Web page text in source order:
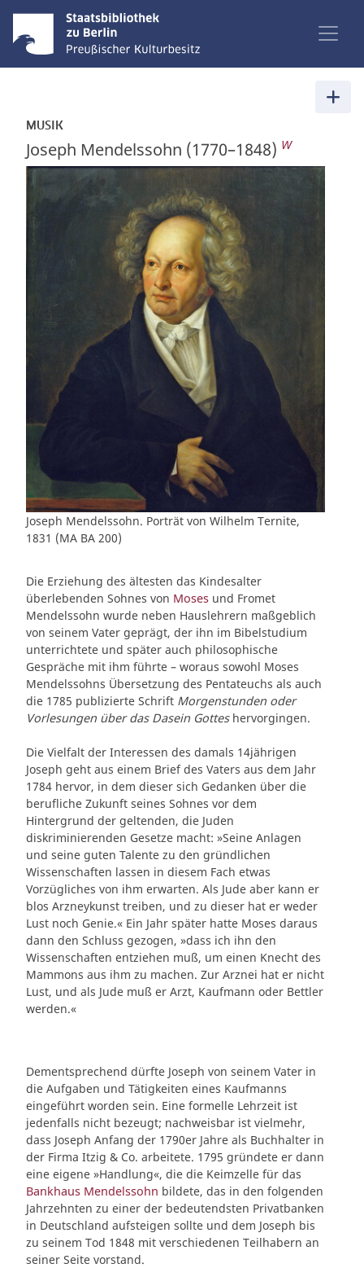
MUSIK
Joseph Mendelssohn (1770–1848) W
Joseph Mendelssohn. Porträt von Wilhelm Ternite,
1831 (MA BA 200)
Die Erziehung des ältesten das Kindesalter
überlebenden Sohnes von Moses und Fromet
Mendelssohn wurde neben Hauslehrern maßgeblich
von seinem Vater geprägt, der ihn im Bibelstudium
unterrichtete und später auch philosophische
Gespräche mit ihm führte – woraus sowohl Moses
Mendelssohns Übersetzung des Pentateuchs als auch
die 1785 publizierte Schrift Morgenstunden oder
Vorlesungen über das Dasein Gotteshervorgingen.
Die Vielfalt der Interessen des damals 14jährigen
Joseph geht aus einem Brief des Vaters aus dem Jahr
1784 hervor, in dem dieser sich Gedanken über die
berufliche Zukunft seines Sohnes vor dem
Hintergrund der geltenden, die Juden
diskriminierenden Gesetze macht: »Seine Anlagen
und seine guten Talente zu den gründlichen
Wissenschaften lassen in diesem Fach etwas
Vorzügliches von ihm erwarten. Als Jude aber kann er
blos Arzneykunst treiben, und zu dieser hat er weder
Lust noch Genie.« Ein Jahr später hatte Moses daraus
dann den Schluss gezogen, »dass ich ihn den
Wissenschaften entziehen muß, um einen Knecht des
Mammons aus ihm zu machen. Zur Arznei hat er nicht
Lust, und als Jude muß er Arzt, Kaufmann oder Bettler
werden.«
Dementsprechend dürfte Joseph von seinem Vater in
die Aufgaben und Tätigkeiten eines Kaufmanns
eingeführt worden sein. Eine formelle Lehrzeit ist
jedenfalls nicht bezeugt; nachweisbar ist vielmehr,
dass Joseph Anfang der 1790er Jahre als Buchhalter in
der Firma Itzig & Co. arbeitete. 1795 gründete er dann
eine eigene »Handlung«, die die Keimzelle für das
Bankhaus Mendelssohn bildete, das in den folgenden
Jahrzehnten zu einer der bedeutendsten Privatbanken
in Deutschland aufsteigen sollte und dem Joseph bis
zu seinem Tod 1848 mit verschiedenen Teilhabern an
seiner Seite vorstand.